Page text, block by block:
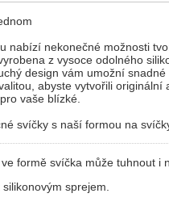
nabízí nekonečné možnosti
z vysoce odolného
design vám umožní
abyste vytvořili originální
vaše blízké.
svíčky s naší formou na
formě svíčka může tuhnout i
sprejem.